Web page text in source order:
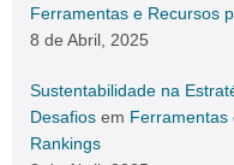
Ferramentas e Recursos
8 de Abril, 2025
Sustentabilidade na
Desafios em Ferramentas
Rankings